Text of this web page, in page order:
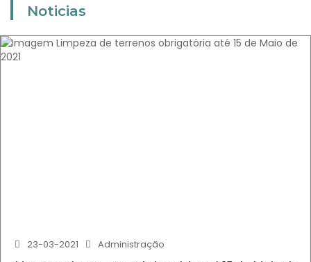
Noticias
23-03-2021
Administração